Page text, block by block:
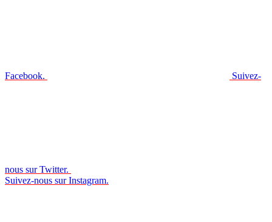
Facebook. Suivez-
nous sur Twitter.
Suivez-nous sur Instagram.